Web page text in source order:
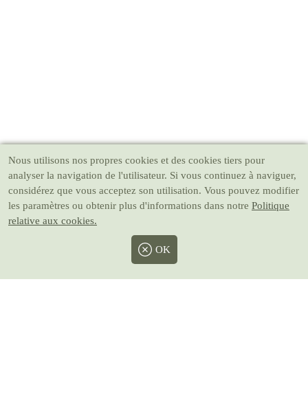
Nous utilisons nos propres cookies et des cookies tiers pour
analyser la navigation de l'utilisateur. Si vous continuez à naviguer,
considérez que vous acceptez son utilisation. Vous pouvez modifier
les paramètres ou obtenir plus d'informations dans notre Politique
relative aux cookies.
OK